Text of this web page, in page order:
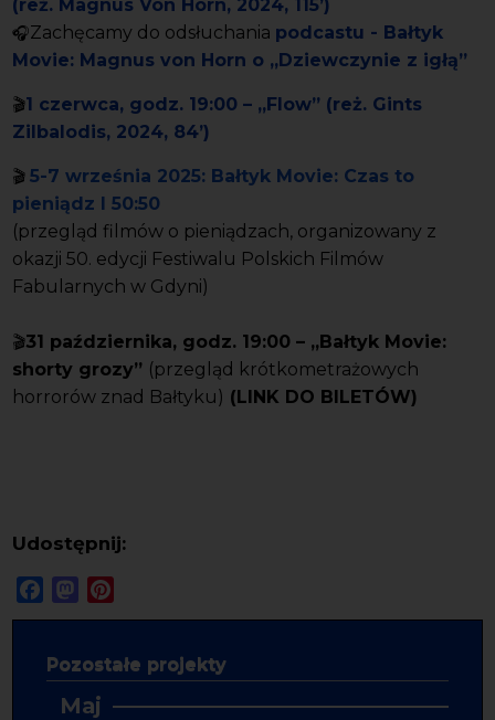
(reż. Magnus Von Horn, 2024, 115’)
🎧Zachęcamy do odsłuchania podcastu - Bałtyk
Movie: Magnus von Horn o „Dziewczynie z igłą”
🎬1 czerwca, godz. 19:00 – „Flow” (reż. Gints
Zilbalodis, 2024, 84’)
🎬 5-7 września 2025: Bałtyk Movie: Czas to
pieniądz I 50:50
(przegląd filmów o pieniądzach, organizowany z
okazji 50. edycji Festiwalu Polskich Filmów
Fabularnych w Gdyni)
🎬31 października, godz. 19:00 – „Bałtyk Movie:
shorty grozy” (przegląd krótkometrażowych
horrorów znad Bałtyku) ( LINK DO BILETÓW)
Udostępnij:
FacebookMastodon
Pozostałe projekty
Maj